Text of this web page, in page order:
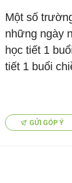
Một số
những ngày
học tiết 1
tiết 1 buổi
GỬI GÓP Ý